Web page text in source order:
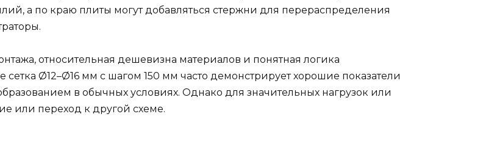
а по краю плиты могут добавляться стержни для перераспределения
относительная дешевизна материалов и понятная логика
Ø12–Ø16 мм с шагом 150 мм часто демонстрирует хорошие показатели
в обычных условиях. Однако для значительных нагрузок или
или переход к другой схеме.